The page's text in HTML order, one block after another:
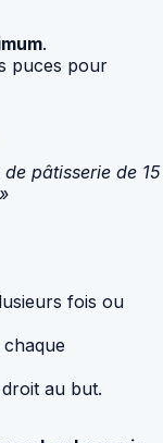
.
puces pour
pâtisserie de 15
fois ou
au but.